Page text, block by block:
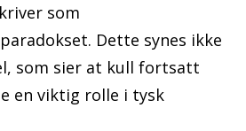
som
Dette synes ikke
som sier at kull fortsatt
en viktig rolle i tysk